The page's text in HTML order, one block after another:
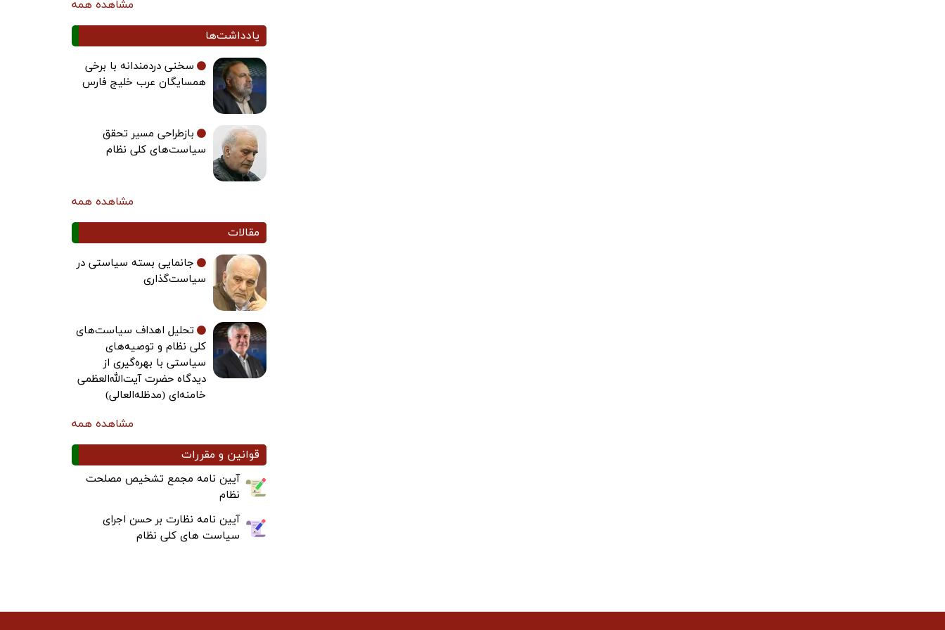
مشاهده همه
یادداشت‌ها
سخنی دردمندانه با برخی
همسایگان عرب خلیج فارس
بازطراحی مسیر تحقق
سیاست‌های کلی نظام
مشاهده همه
مقالات
جانمایی بسته سیاستی در
سیاست‌گذاری
تحلیل اهداف سیاست‌های
کلی نظام و توصیه‌های
سیاستی با بهره‌گیری از
دیدگاه حضرت آیت‌الله‌العظمی
خامنه‌ای (مدظله‌العالی)
مشاهده همه
قوانین و مقررات
آیین نامه مجمع تشخیص مصلحت
نظام
آیین نامه نظارت بر حسن اجرای
سیاست های کلی نظام